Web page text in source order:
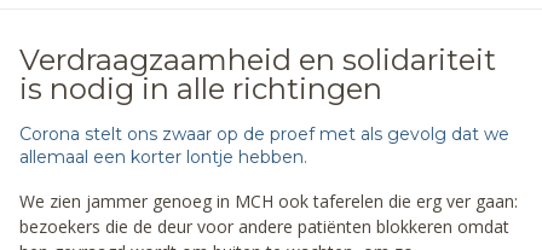
Verdraagzaamheid en solidariteit
is nodig in alle richtingen
Corona stelt ons zwaar op de proef met als gevolg dat we
allemaal een korter lontje hebben.
We zien jammer genoeg in MCH ook taferelen die erg ver gaan:
bezoekers die de deur voor andere patiënten blokkeren omdat